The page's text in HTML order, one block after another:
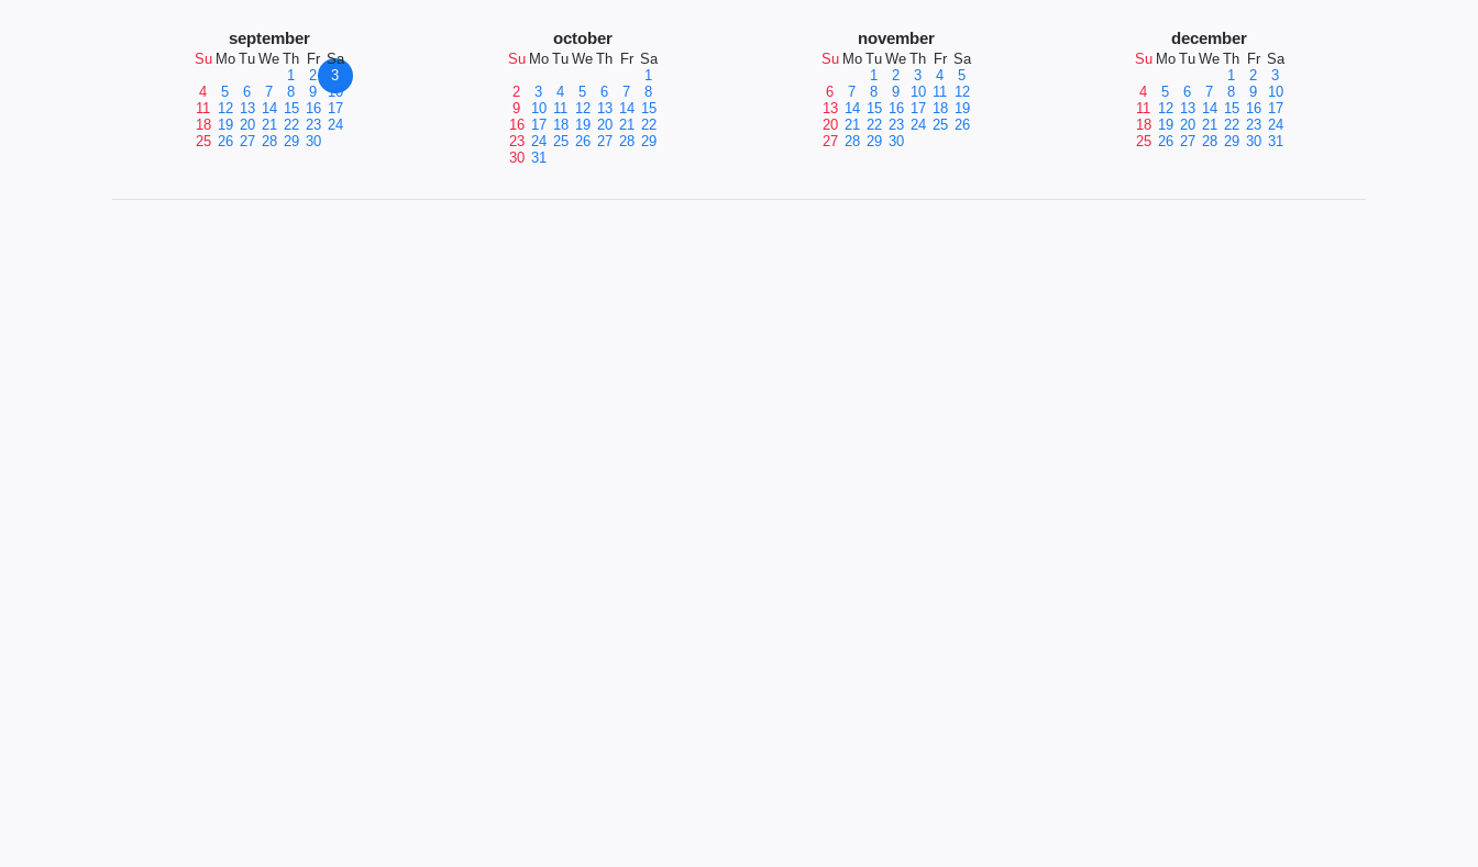
september
Su Mo Tu We Th Fr Sa
1
2
3
4
5 6 7 8 9
10
11 12 13 14 15 16 17
18 19 20 21 22 23 24
25 26 27 28 29 30
october
Su Mo Tu We Th Fr Sa
1
2
3 4 5 6 7
8
9
10 11 12 13 14 15
16 17 18 19 20 21 22
23 24 25 26 27 28 29
30 31
november
Su Mo Tu We Th Fr Sa
1
2 3 4
5
6
7 8 9 10 11 12
13 14 15 16 17 18 19
20 21 22 23 24 25 26
27 28 29 30
december
Su Mo Tu We Th Fr Sa
1
2
3
4
5 6 7 8 9
10
11 12 13 14 15 16 17
18 19 20 21 22 23 24
25 26 27 28 29 30 31